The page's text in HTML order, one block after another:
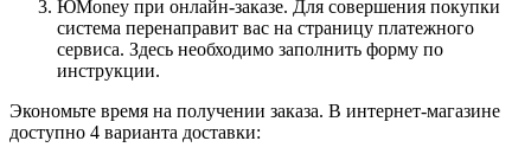
ЮMoney при онлайн-заказе. Для совершения покупки
система перенаправит вас на страницу платежного
сервиса. Здесь необходимо заполнить форму по
инструкции.
Экономьте время на получении заказа. В интернет-магазине
доступно 4 варианта доставки: